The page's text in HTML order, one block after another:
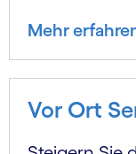
Mehr
Vor Ort